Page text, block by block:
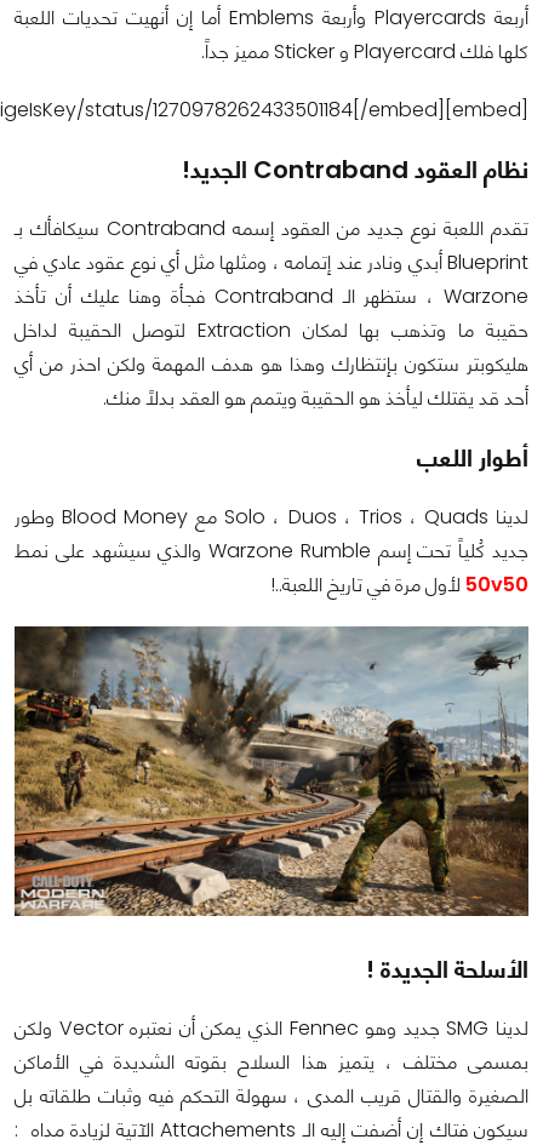
أربعة Playercards وأربعة Emblems أما إن أنهيت تحديات اللعبة
كلها فلك Playercard و Sticker مميز جداً.
نظام العقود Contraband الجديد!
تقدم اللعبة نوع جديد من العقود إسمه Contraband سيكافأك بـ
Blueprint أبدي ونادر عند إتمامه ، ومثلها مثل أي نوع عقود عادي في
Warzone ، ستظهر الـ Contraband فجأة وهنا عليك أن تأخذ
حقيبة ما وتذهب بها لمكان Extraction لتوصل الحقيبة لداخل
هليكوبتر ستكون بإنتظارك وهذا هو هدف المهمة ولكن احذر من أي
أحد قد يقتلك ليأخذ هو الحقيبة ويتمم هو العقد بدلاً منك.
أطوار اللعب
لدينا Solo ، Duos ، Trios ، Quads مع Blood Money وطور
جديد كُلياً تحت إسم Warzone Rumble والذي سيشهد على نمط
50v50 لأول مرة في تاريخ اللعبة..!
الأسلحة الجديدة !
لدينا SMG جديد وهو Fennec الذي يمكن أن نعتبره Vector ولكن
بمسمى مختلف ، يتميز هذا السلاح بقوته الشديدة في الأماكن
الصغيرة والقتال قريب المدى ، سهولة التحكم فيه وثبات طلقاته بل
سيكون فتاك إن أضفت إليه الـ Attachements الآتية لزيادة مداه :